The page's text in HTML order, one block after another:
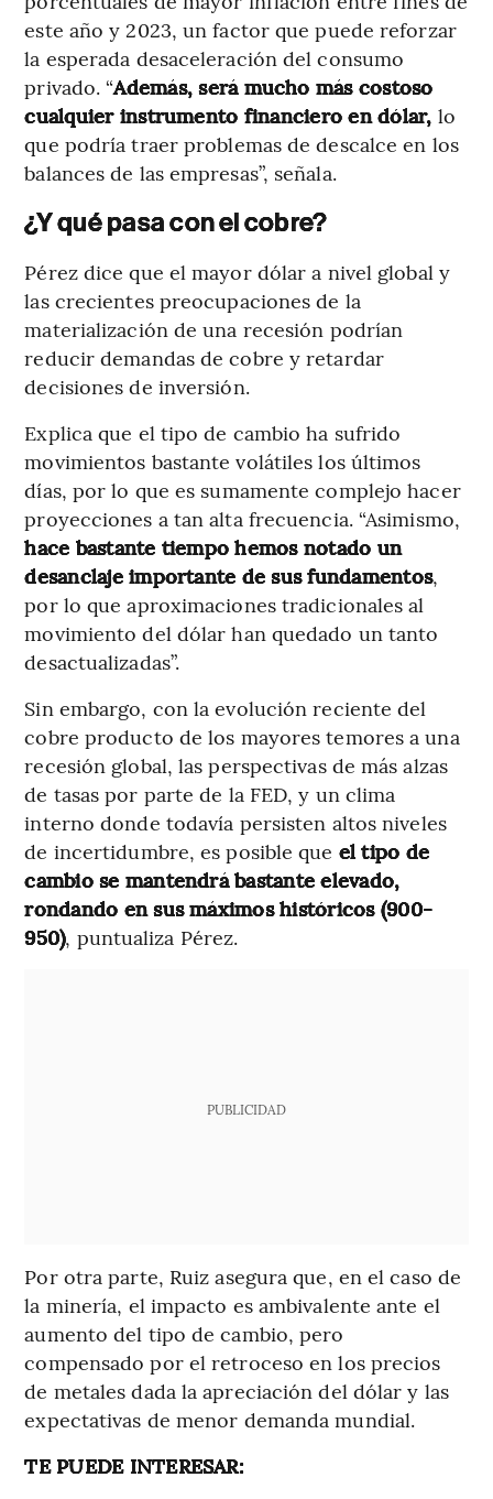
este año y 2023, un factor que puede reforzar
la esperada desaceleración del consumo
privado. “Además, será mucho más costoso
cualquier instrumento financiero en dólar, lo
que podría traer problemas de descalce en los
balances de las empresas”, señala.
¿Y qué pasa con el cobre?
Pérez dice que el mayor dólar a nivel global y
las crecientes preocupaciones de la
materialización de una recesión podrían
reducir demandas de cobre y retardar
decisiones de inversión.
Explica que el tipo de cambio ha sufrido
movimientos bastante volátiles los últimos
días, por lo que es sumamente complejo hacer
proyecciones a tan alta frecuencia. “Asimismo,
hace bastante tiempo hemos notado un
desanclaje importante de sus fundamentos,
por lo que aproximaciones tradicionales al
movimiento del dólar han quedado un tanto
desactualizadas”.
Sin embargo, con la evolución reciente del
cobre producto de los mayores temores a una
recesión global, las perspectivas de más alzas
de tasas por parte de la FED, y un clima
interno donde todavía persisten altos niveles
de incertidumbre, es posible que el tipo de
cambio se mantendrá bastante elevado,
rondando en sus máximos históricos (900-
950), puntualiza Pérez.
PUBLICIDAD
Por otra parte, Ruiz asegura que, en el caso de
la minería, el impacto es ambivalente ante el
aumento del tipo de cambio, pero
compensado por el retroceso en los precios
de metales dada la apreciación del dólar y las
expectativas de menor demanda mundial.
TE PUEDE INTERESAR: